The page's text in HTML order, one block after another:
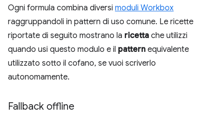
Ogni formula combina diversi moduli Workbox
raggruppandoli in pattern di uso comune. Le ricette
riportate di seguito mostrano la ricetta che utilizzi
quando usi questo modulo e il pattern equivalente
utilizzato sotto il cofano, se vuoi scriverlo
autonomamente.
Fallback offline